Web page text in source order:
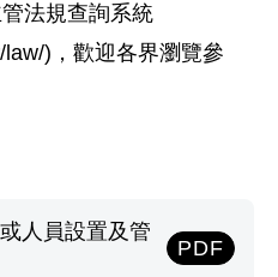
法規查詢系統
)，歡迎各界瀏覽參
人員設置及管
PDF